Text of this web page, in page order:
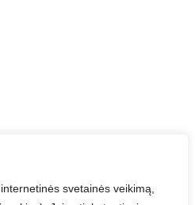
svetainės veikimą,